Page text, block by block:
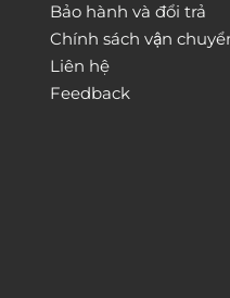
Bảo hành và đổi trả
Chính sách vận
Liên hệ
Feedback